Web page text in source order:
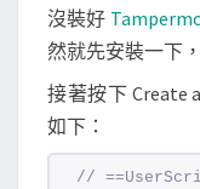
沒裝好
然就先安裝一下，
接著按下 Create
如下：
//